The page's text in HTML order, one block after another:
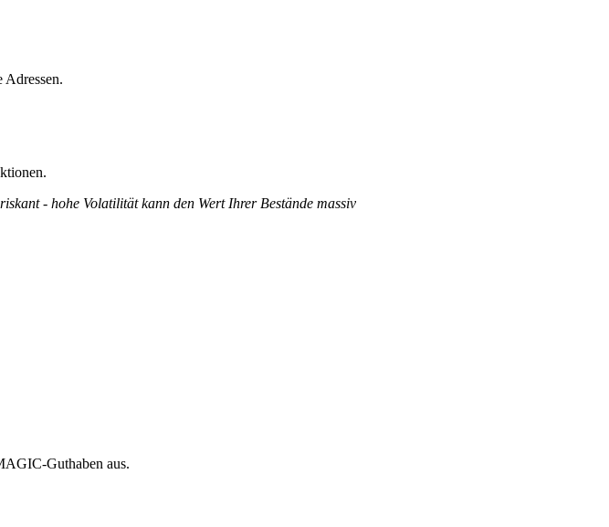
Adressen.
- hohe Volatilität kann den Wert Ihrer Bestände massiv
Guthaben aus.